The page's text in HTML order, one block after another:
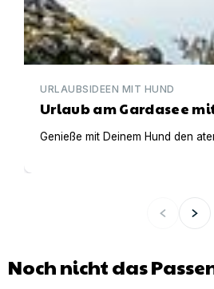
URLAUBSIDEEN MIT HUND
Urlaub am Gardasee
Genieße mit Deinem Hund den
Noch nicht das